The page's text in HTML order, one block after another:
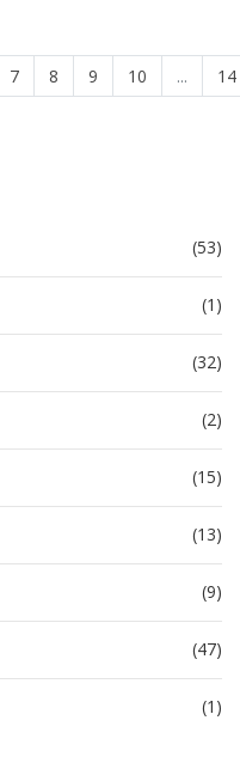
(53)
(1)
(32)
(2)
(15)
(13)
(9)
(47)
(1)
7 8 9 10 ... 14